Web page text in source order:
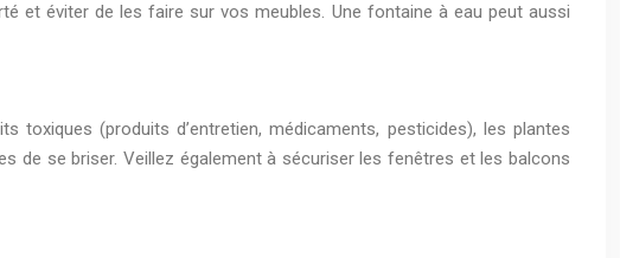
et éviter de les faire sur vos meubles. Une fontaine à eau peut aussi
(produits d’entretien, médicaments, pesticides), les plantes
de se briser. Veillez également à sécuriser les fenêtres et les balcons